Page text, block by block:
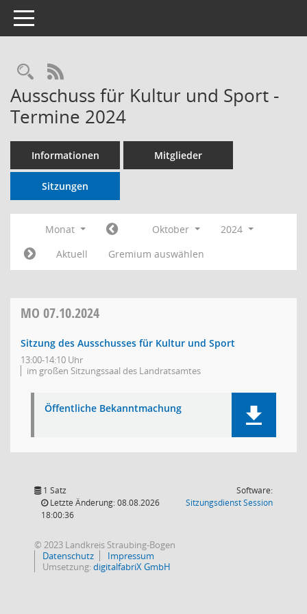
Toggle navigation
RSS-Feed
Ausschuss für Kultur und Sport -
Termine 2024
Informationen Mitglieder
Sitzungen
Monat Oktober
2024
Aktuell
Gremium auswählen
MO 07.10.2024
Sitzung des Ausschusses für Kultur und Sport
13:00-14:10 Uhr
im großen Sitzungssaal des Landratsamtes
Öffentliche Bekanntmachung
1 Satz
Letzte Änderung: 08.08.2026
18:00:36
Software:
SitzungsdienstSession(Wird in
© 2023 Landkreis Straubing-Bogen
Datenschutz
Impressum
Umsetzung:digitalfabriX GmbH